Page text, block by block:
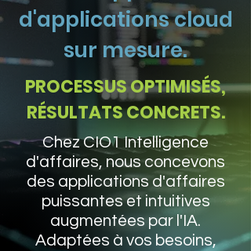
d'applications cloud
sur mesure.
PROCESSUS OPTIMISÉS,
RÉSULTATS CONCRETS.
Chez CIO1 Intelligence
d'affaires, nous concevons
des applications d'affaires
puissantes et intuitives
augmentées par l'IA.
Adaptées à vos besoins,